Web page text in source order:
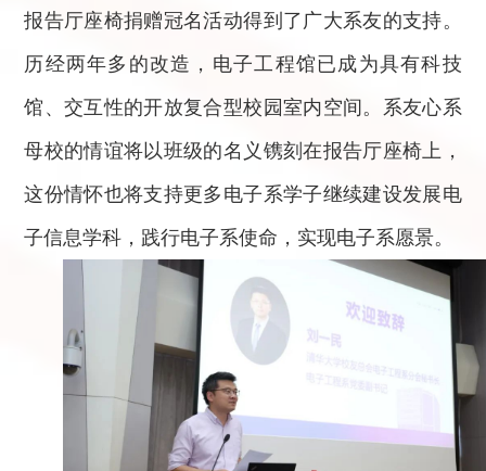
报告厅座椅捐赠冠名活动得到了广大系友的支持。
历经两年多的改造，电子工程馆已成为具有科技
馆、交互性的开放复合型校园室内空间。系友心系
母校的情谊将以班级的名义镌刻在报告厅座椅上，
这份情怀也将支持更多电子系学子继续建设发展电
子信息学科，践行电子系使命，实现电子系愿景。